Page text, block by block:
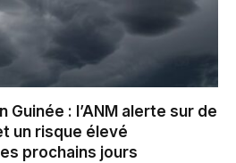
Guinée : l’ANM alerte sur de
un risque élevé
prochains jours